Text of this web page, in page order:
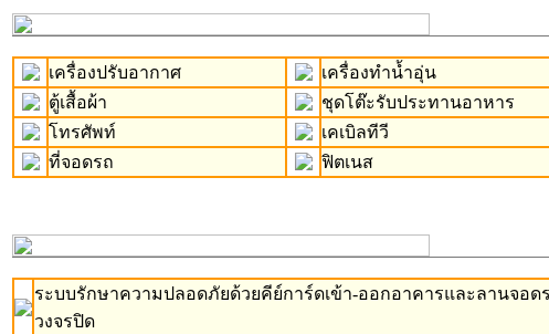
เครื่องปรับอากาศ เครื่องทำน้ำอุ่น
ตู้เสื้อผ้า
ชุดโต๊ะรับประทานอาหาร
โทรศัพท์
เคเบิลทีวี
ที่จอดรถ
ฟิตเนส
ระบบรักษาความปลอดภัยด้วยคีย์การ์ดเข้า-ออกอาคารและลานจอด
วงจรปิด